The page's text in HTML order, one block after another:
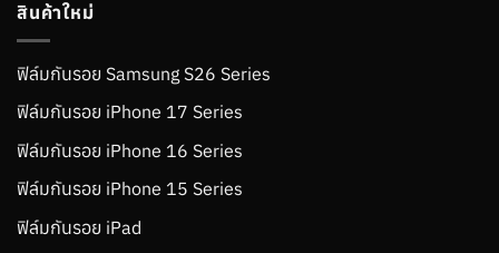
สินค้าใหม่
ฟิล์มกันรอย Samsung S26 Series
ฟิล์มกันรอย iPhone 17 Series
ฟิล์มกันรอย iPhone 16 Series
ฟิล์มกันรอย iPhone 15 Series
ฟิล์มกันรอย iPad